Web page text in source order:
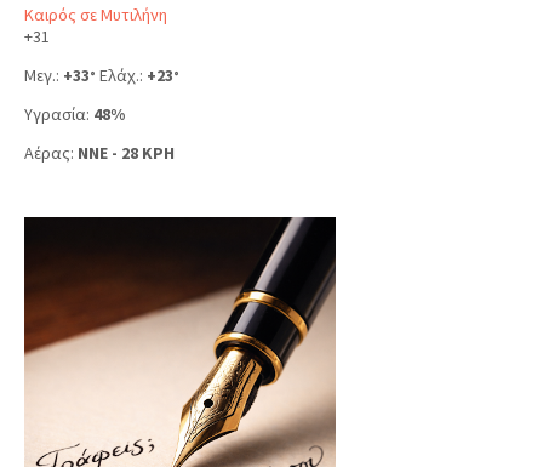
Καιρός σε Μυτιλήνη
+31
Μεγ.: +33° Ελάχ.: +23°
Υγρασία: 48%
Αέρας: NNE - 28 KPH